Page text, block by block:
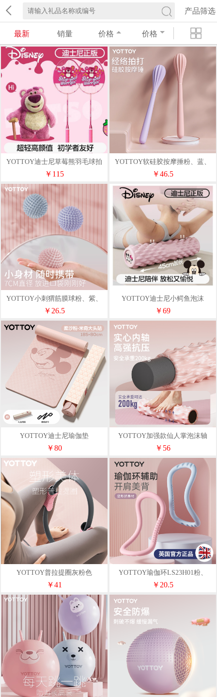
产品筛选
最新 销量 价格 价格
YOTTOY迪士尼草莓熊羽毛球拍
（复合碳素）（4U双拍）
￥115
YOTTOY软硅胶按摩捶粉、蓝、
紫
￥46.5
YOTTOY小刺猬筋膜球粉、紫、
蓝、绿
￥26.5
YOTTOY迪士尼小鳄鱼泡沫
轴-45cm粉、紫、绿、蓝
￥69
YOTTOY迪士尼瑜伽垫
80*185cm*6mm粉，紫
￥80
YOTTOY加强款仙人掌泡沫轴
47cm纯色：粉
￥56
YOTTOY普拉提圈灰粉色
￥41
YOTTOY瑜伽环LS23H01粉、
蓝、紫
￥20.5